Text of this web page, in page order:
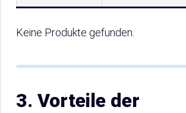
Keine Produkte gefunden.
3. Vorteile der